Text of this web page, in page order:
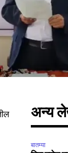
अन्य
बातम्या